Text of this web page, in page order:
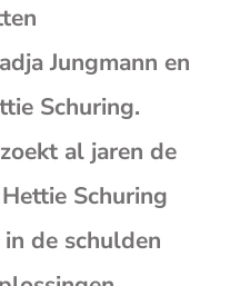
Jungmann en
Schuring.
al jaren de
Schuring
de schulden